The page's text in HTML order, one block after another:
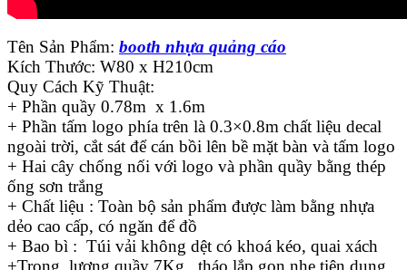
Tên Sản Phẩm: booth nhựa quảng cáo
Kích Thước: W80 x H210cm
Quy Cách Kỹ Thuật:
+ Phần quầy 0.78m x 1.6m
+ Phần tấm logo phía trên là 0.3×0.8m chất liệu decal
ngoài trời, cắt sát để cán bồi lên bề mặt bàn và tấm logo
+ Hai cây chống nối với logo và phần quầy bằng thép
ống sơn trắng
+ Chất liệu : Toàn bộ sản phẩm được làm bằng nhựa
dẻo cao cấp, có ngăn để đồ
+ Bao bì : Túi vải không dệt có khoá kéo, quai xách
+Trọng lượng quầy 7Kg , tháo lắp gọn nhẹ tiện dụng